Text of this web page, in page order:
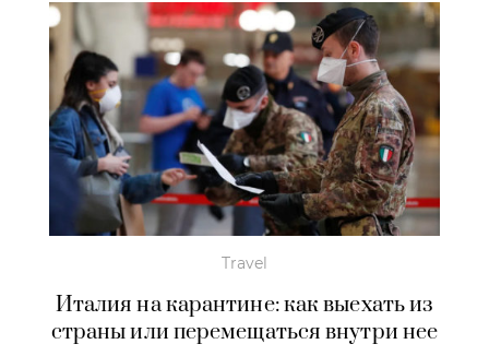
Travel
Италия на карантине: как выехать из
страны или перемещаться внутри нее